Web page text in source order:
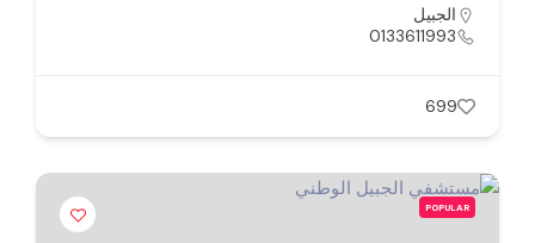
الجبيل
0133611993
699
POPULAR